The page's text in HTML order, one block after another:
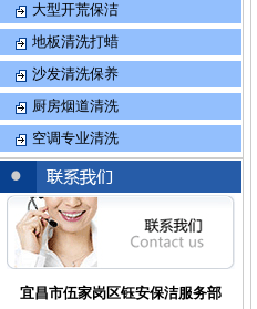
大型开荒保洁
地板清洗打蜡
沙发清洗保养
厨房烟道清洗
空调专业清洗
宜昌市伍家岗区钰安保洁服务部